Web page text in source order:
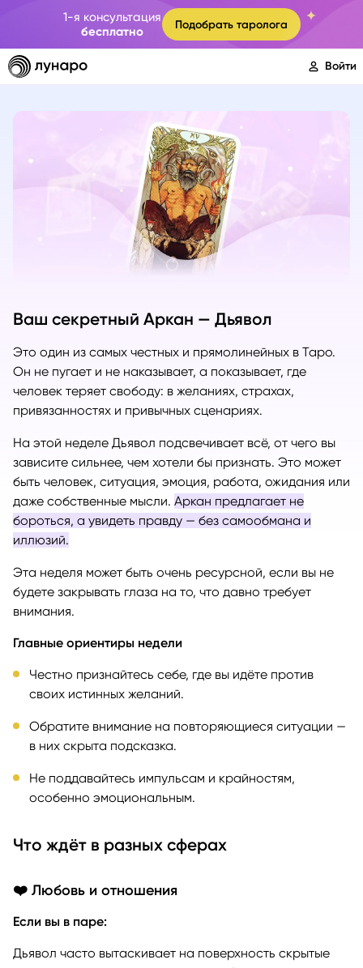
1-я консультация
бесплатно
Подобрать таролога
Войти
Ваш секретный Аркан — Дьявол
Это один из самых честных и прямолинейных в Таро.
Он не пугает и не наказывает, а показывает, где
человек теряет свободу: в желаниях, страхах,
привязанностях и привычных сценариях.
На этой неделе Дьявол подсвечивает всё, от чего вы
зависите сильнее, чем хотели бы признать. Это может
быть человек, ситуация, эмоция, работа, ожидания или
даже собственные мысли. Аркан предлагает не
бороться, а увидеть правду — без самообмана и
иллюзий.
Эта неделя может быть очень ресурсной, если вы не
будете закрывать глаза на то, что давно требует
внимания.
Главные ориентиры недели
Честно признайтесь себе, где вы идёте против
своих истинных желаний.
Обратите внимание на повторяющиеся ситуации —
в них скрыта подсказка.
Не поддавайтесь импульсам и крайностям,
особенно эмоциональным.
Что ждёт в разных сферах
❤️ Любовь и отношения
Если вы в паре:
Дьявол часто вытаскивает на поверхность скрытые